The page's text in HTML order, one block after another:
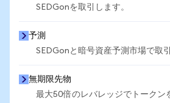
SEDGonを取引します。
予測
SEDGonと暗号資産予測市場で取
無期限先物
最大50倍のレバレッジでトークン